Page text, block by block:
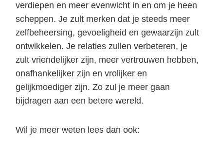
verdiepen en meer evenwicht in en om je heen
scheppen. Je zult merken dat je steeds meer
zelfbeheersing, gevoeligheid en gewaarzijn zult
ontwikkelen. Je relaties zullen verbeteren, je
zult vriendelijker zijn, meer vertrouwen hebben,
onafhankelijker zijn en vrolijker en
gelijkmoediger zijn. Zo zul je meer gaan
bijdragen aan een betere wereld.
Wil je meer weten lees dan ook: